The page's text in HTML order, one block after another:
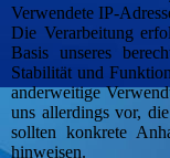
Verwendete IP-
Die Verarbeitung
Basis unseres
Stabilität und
anderweitige
uns allerdings vor,
sollten konkrete
hinweisen.